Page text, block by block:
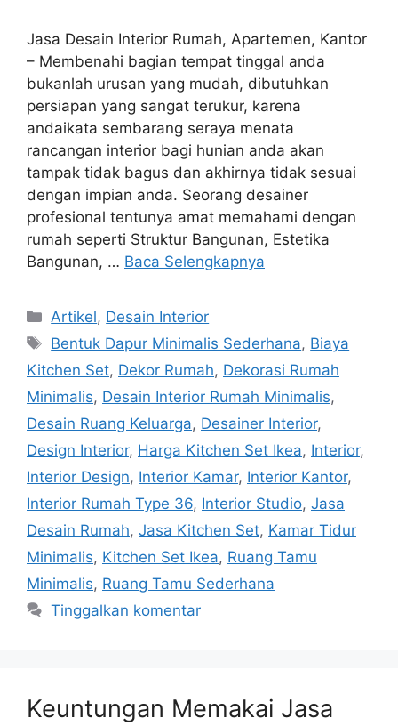
Jasa Desain Interior Rumah, Apartemen, Kantor
– Membenahi bagian tempat tinggal anda
bukanlah urusan yang mudah, dibutuhkan
persiapan yang sangat terukur, karena
andaikata sembarang seraya menata
rancangan interior bagi hunian anda akan
tampak tidak bagus dan akhirnya tidak sesuai
dengan impian anda. Seorang desainer
profesional tentunya amat memahami dengan
rumah seperti Struktur Bangunan, Estetika
Bangunan, … Baca Selengkapnya
Artikel, Desain Interior
Bentuk Dapur Minimalis Sederhana, Biaya
Kitchen Set, Dekor Rumah, Dekorasi Rumah
Minimalis, Desain Interior Rumah Minimalis,
Desain Ruang Keluarga, Desainer Interior,
Design Interior, Harga Kitchen Set Ikea, Interior,
Interior Design, Interior Kamar, Interior Kantor,
Interior Rumah Type 36, Interior Studio, Jasa
Desain Rumah, Jasa Kitchen Set, Kamar Tidur
Minimalis, Kitchen Set Ikea, Ruang Tamu
Minimalis, Ruang Tamu Sederhana
Tinggalkan komentar
Keuntungan Memakai Jasa